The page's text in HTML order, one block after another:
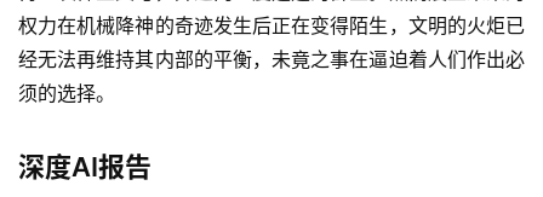
权力在机械降神的奇迹发生后正在变得陌生，文明的火炬已
经无法再维持其内部的平衡，未竟之事在逼迫着人们作出必
须的选择。
深度AI报告